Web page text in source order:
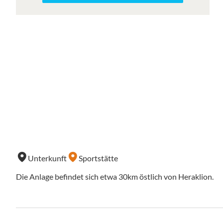
Unterkunft
Sportstätte
Die Anlage befindet sich etwa 30km östlich von Heraklion.